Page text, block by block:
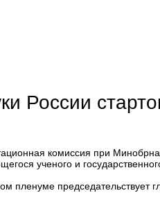
России
комиссия при
ученого и
пленуме председательствует